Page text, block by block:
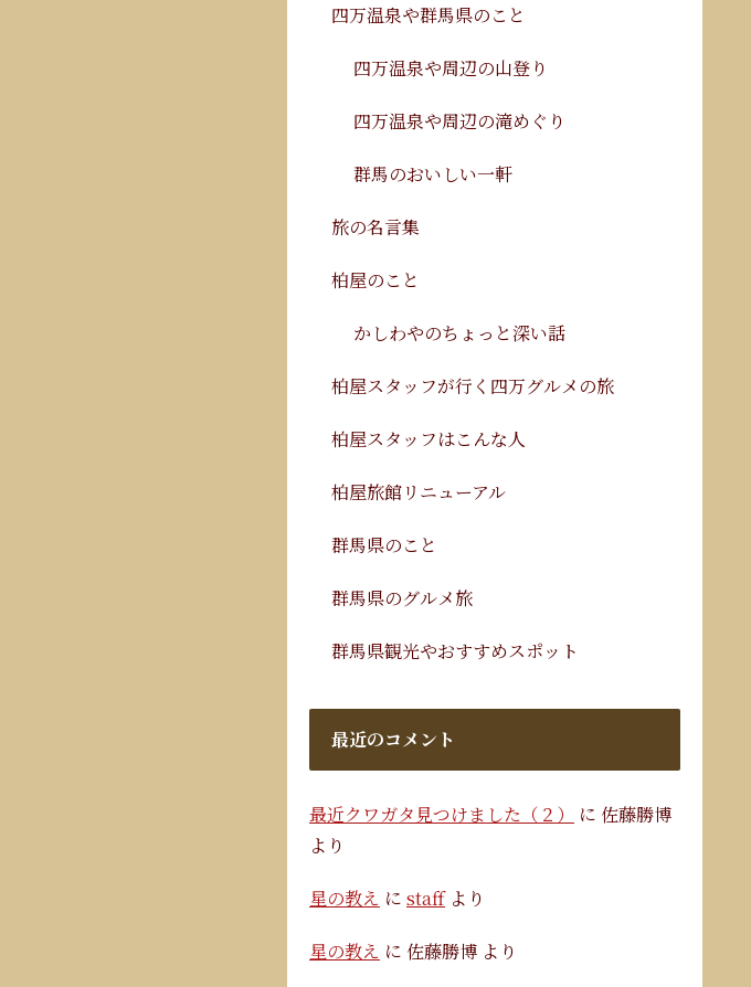
四万温泉や群馬県のこと
四万温泉や周辺の山登り
四万温泉や周辺の滝めぐり
群馬のおいしい一軒
旅の名言集
柏屋のこと
かしわやのちょっと深い話
柏屋スタッフが行く四万グルメの旅
柏屋スタッフはこんな人
柏屋旅館リニューアル
群馬県のこと
群馬県のグルメ旅
群馬県観光やおすすめスポット
最近のコメント
最近クワガタ見つけました（２） に 佐藤勝博
より
星の教え に staffより
星の教え に 佐藤勝博 より